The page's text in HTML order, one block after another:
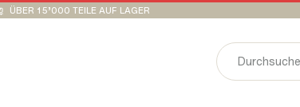
ÜBER 15’000 TEILE AUF LAGER